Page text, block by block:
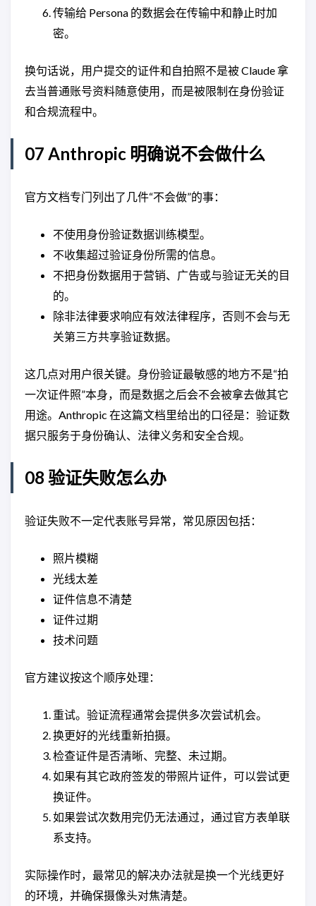
传输给 Persona 的数据会在传输中和静止时加
密。
换句话说，用户提交的证件和自拍照不是被 Claude 拿
去当普通账号资料随意使用，而是被限制在身份验证
和合规流程中。
07 Anthropic 明确说不会做什么
官方文档专门列出了几件“不会做”的事：
不使用身份验证数据训练模型。
不收集超过验证身份所需的信息。
不把身份数据用于营销、广告或与验证无关的目
的。
除非法律要求响应有效法律程序，否则不会与无
关第三方共享验证数据。
这几点对用户很关键。身份验证最敏感的地方不是“拍
一次证件照”本身，而是数据之后会不会被拿去做其它
用途。Anthropic 在这篇文档里给出的口径是：验证数
据只服务于身份确认、法律义务和安全合规。
08 验证失败怎么办
验证失败不一定代表账号异常，常见原因包括：
照片模糊
光线太差
证件信息不清楚
证件过期
技术问题
官方建议按这个顺序处理：
重试。验证流程通常会提供多次尝试机会。
换更好的光线重新拍摄。
检查证件是否清晰、完整、未过期。
如果有其它政府签发的带照片证件，可以尝试更
换证件。
如果尝试次数用完仍无法通过，通过官方表单联
系支持。
实际操作时，最常见的解决办法就是换一个光线更好
的环境，并确保摄像头对焦清楚。